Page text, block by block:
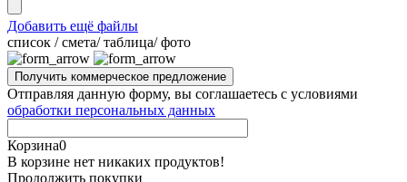
Добавить ещё файлы
cписок / смета/ таблица/ фото
Отправляя данную форму, вы соглашаетесь с условиями
обработки персональных данных
Корзина0
В корзине нет никаких продуктов!
Продолжить покупки